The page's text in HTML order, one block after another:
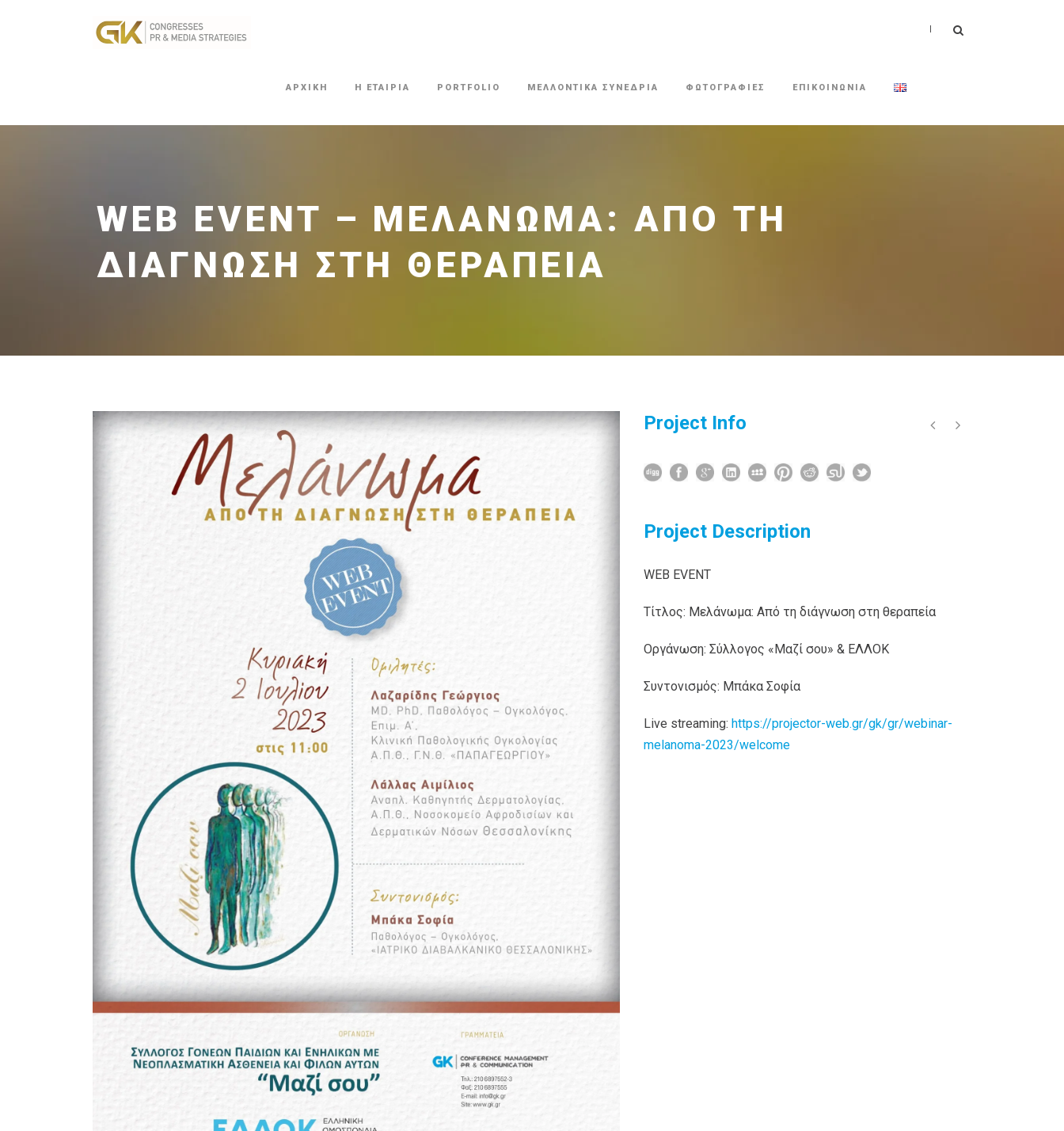
ΑΡΧΙΚΗ Η ΕΤΑΙΡΙΑ PORTFOLIO ΜΕΛΛΟΝΤΙΚΑ ΣΥΝΕΔΡΙΑ ΦΩΤΟΓΡΑΦΙΕΣ ΕΠΙΚΟΙΝΩΝΙΑ
|
WEB EVENT – ΜΕΛΆΝΩΜΑ: ΑΠΌ ΤΗ
ΔΙΆΓΝΩΣΗ ΣΤΗ ΘΕΡΑΠΕΊΑ
Project Info
Project Description
WEB EVENT
Τίτλος: Μελάνωμα: Από τη διάγνωση στη θεραπεία
Οργάνωση: Σύλλογος «Μαζί σου» & ΕΛΛΟΚ
Συντονισμός: Μπάκα Σοφία
Live streaming: https://projector-web.gr/gk/gr/webinar-
melanoma-2023/welcome